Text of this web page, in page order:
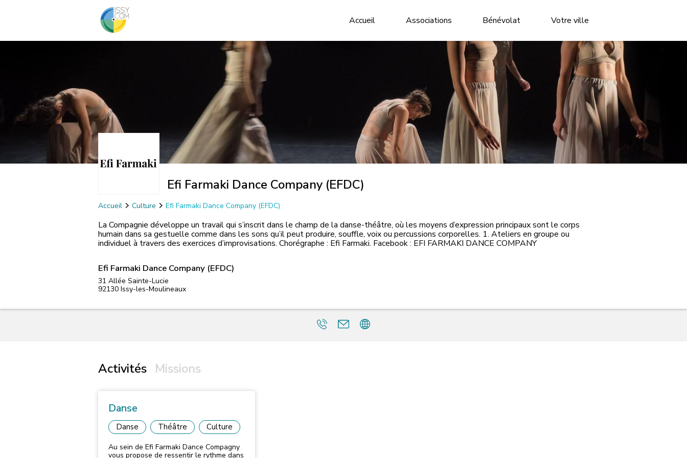
Accueil Associations Bénévolat Votre ville
Efi Farmaki Dance Company (EFDC)
Accueil Culture Efi Farmaki Dance Company (EFDC)
La Compagnie développe un travail qui s’inscrit dans le champ de la danse-théâtre, où les moyens d’expression principaux sont le corps
humain dans sa gestuelle comme dans les sons qu’il peut produire, souffle, voix ou percussions corporelles. 1. Ateliers en groupe ou
individuel à travers des exercices d’improvisations. Chorégraphe : Efi Farmaki. Facebook : EFI FARMAKI DANCE COMPANY
Efi Farmaki Dance Company (EFDC)
31 Allée Sainte-Lucie
92130 Issy-les-Moulineaux
Activités Missions
Danse
Danse Théâtre Culture
Au sein de Efi Farmaki Dance Compagny
vous propose de ressentir le rythme dans